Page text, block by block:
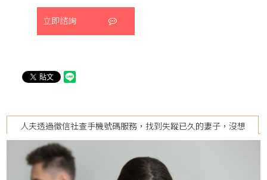
立即諮詢
人夫透過徵信社查手機號碼服務，找到失蹤已久的妻子，沒想